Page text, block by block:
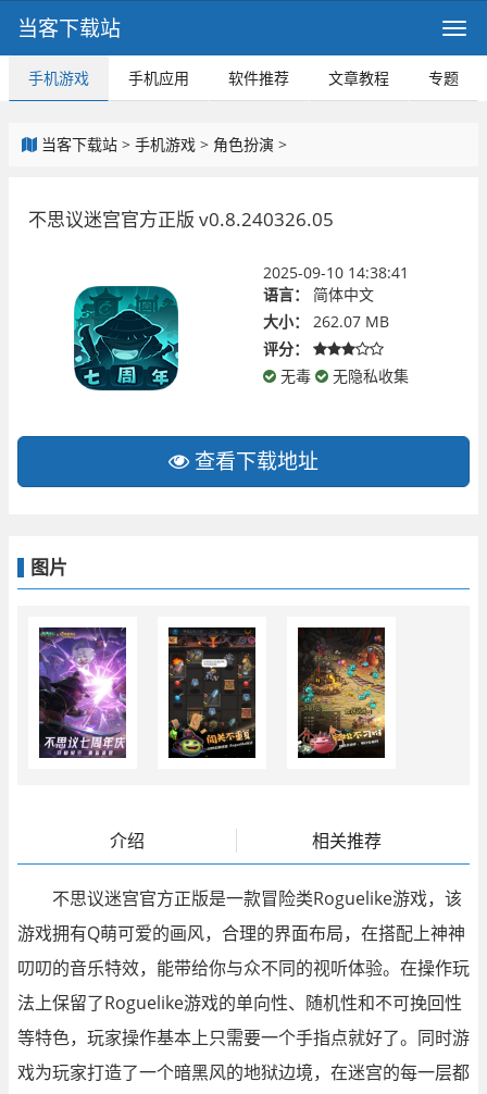
当客下载站
手机游戏 手机应用 软件推荐 文章教程 专题
当客下载站 > 手机游戏 > 角色扮演 >
不思议迷宫官方正版 v0.8.240326.05
2025-09-10 14:38:41
语言：
简体中文
大小：
262.07 MB
评分：
无毒
无隐私收集
查看下载地址
图片
介绍 相关推荐
不思议迷宫官方正版是一款冒险类Roguelike游戏，该
游戏拥有Q萌可爱的画风，合理的界面布局，在搭配上神神
叨叨的音乐特效，能带给你与众不同的视听体验。在操作玩
法上保留了Roguelike游戏的单向性、随机性和不可挽回性
等特色，玩家操作基本上只需要一个手指点就好了。同时游
戏为玩家打造了一个暗黑风的地狱边境，在迷宫的每一层都